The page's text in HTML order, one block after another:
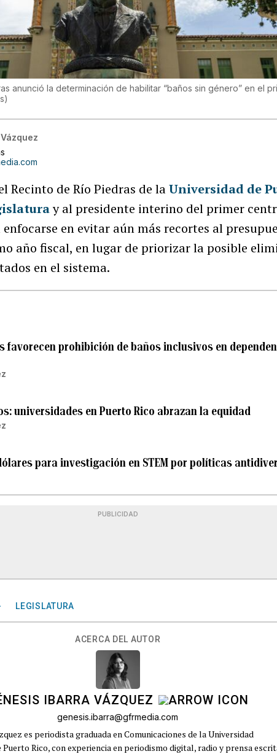
anunció la determinación de habilitar “baños sin género” en el
)
Recinto de Río Piedras de laUniversidad de
y al presidente interino del primer
enfocarse en evitar aún más recortes al
año fiscal, en lugar de priorizar la posible
en el sistema.
favorecen prohibición de baños inclusivos en
universidades en Puerto Rico abrazan la equidad
para investigación en STEM por políticas
PUBLICIDAD
LEGISLATURA
ACERCA DEL AUTOR
IBARRA VÁZQUEZ
genesis.ibarra@gfrmedia.com
es periodista graduada en Comunicaciones de la Universidad
Rico, con experiencia en periodismo digital, radio y prensa